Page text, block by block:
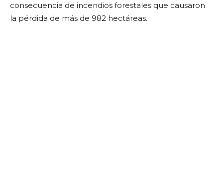
consecuencia de incendios forestales que causaron
la pérdida de más de 982 hectáreas.